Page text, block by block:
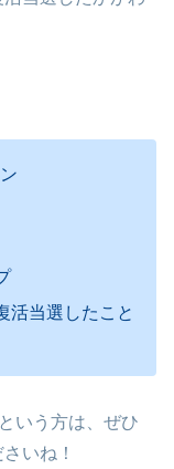
活当選したこと
いう方は、ぜひ
いね！